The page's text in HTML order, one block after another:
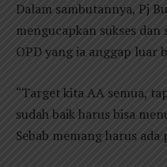
Dalam sambutannya, Pj
mengucapkan sukses
OPD yang ia anggap luar
“Target kita AA semua,
sudah baik harus bisa
Sebab memang harus